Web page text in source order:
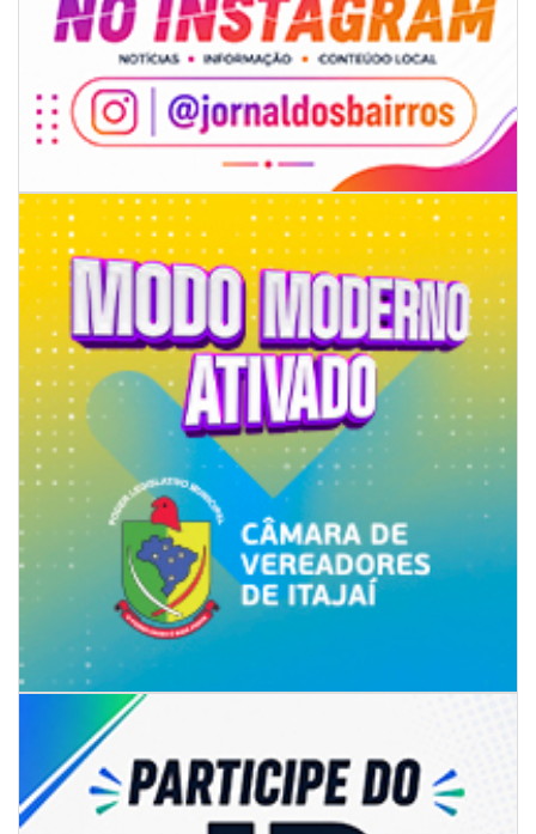
06/08/2026 | 18:28
Ciclone-bomba se forma sobre o oceano, mas Santa Catarina terá
impactos provocados pela frente fria e pelo vento Sul
ITAPEMA
06/08/2026 | 07:00
Secretaria de Cultura retoma oficinas culturais com diversas
modalidades para a comunidade